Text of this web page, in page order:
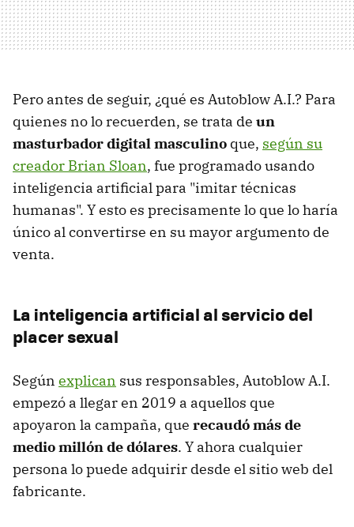
Pero antes de seguir, ¿qué es Autoblow A.I.? Para
quienes no lo recuerden, se trata de un
masturbador digital masculino que, según su
creador Brian Sloan, fue programado usando
inteligencia artificial para "imitar técnicas
humanas". Y esto es precisamente lo que lo haría
único al convertirse en su mayor argumento de
venta.
La inteligencia artificial al servicio del
placer sexual
Según explican sus responsables, Autoblow A.I.
empezó a llegar en 2019 a aquellos que
apoyaron la campaña, que recaudó más de
medio millón de dólares. Y ahora cualquier
persona lo puede adquirir desde el sitio web del
fabricante.